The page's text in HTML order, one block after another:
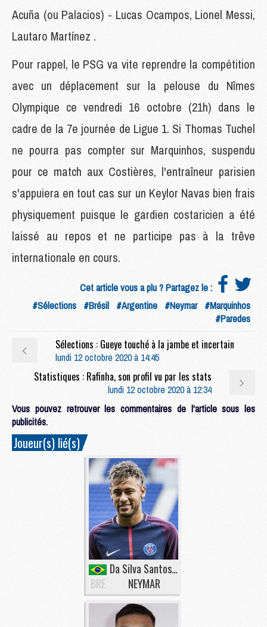
Acuña (ou Palacios) - Lucas Ocampos, Lionel Messi,
Lautaro Martínez .
Pour rappel, le PSG va vite reprendre la compétition
avec un déplacement sur la pelouse du Nîmes
Olympique ce vendredi 16 octobre (21h) dans le
cadre de la 7e journée de Ligue 1. Si Thomas Tuchel
ne pourra pas compter sur Marquinhos, suspendu
pour ce match aux Costières, l'entraîneur parisien
s'appuiera en tout cas sur un Keylor Navas bien frais
physiquement puisque le gardien costaricien a été
laissé au repos et ne participe pas à la trêve
internationale en cours.
Cet article vous a plu ? Partagez le :
#Sélections #Brésil #Argentine #Neymar #Marquinhos
#Paredes
Sélections : Gueye touché à la jambe et incertain
lundi 12 octobre 2020 à 14:45
Statistiques : Rafinha, son profil vu par les stats
lundi 12 octobre 2020 à 12:34
Vous pouvez retrouver les commentaires de l'article sous les
publicités.
Joueur(s) lié(s)
BRE
Da Silva Santos Junior
NEYMAR